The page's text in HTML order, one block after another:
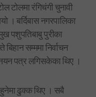
टोलमा रंगिचंगी चुनावी
। बर्दिबास नगरपालिका
पशुपतिबाबु पुरीका
सम्ममा निर्वाचन
पत्र लगिसकेका थिए ।
ढुक्क थिए । सबै